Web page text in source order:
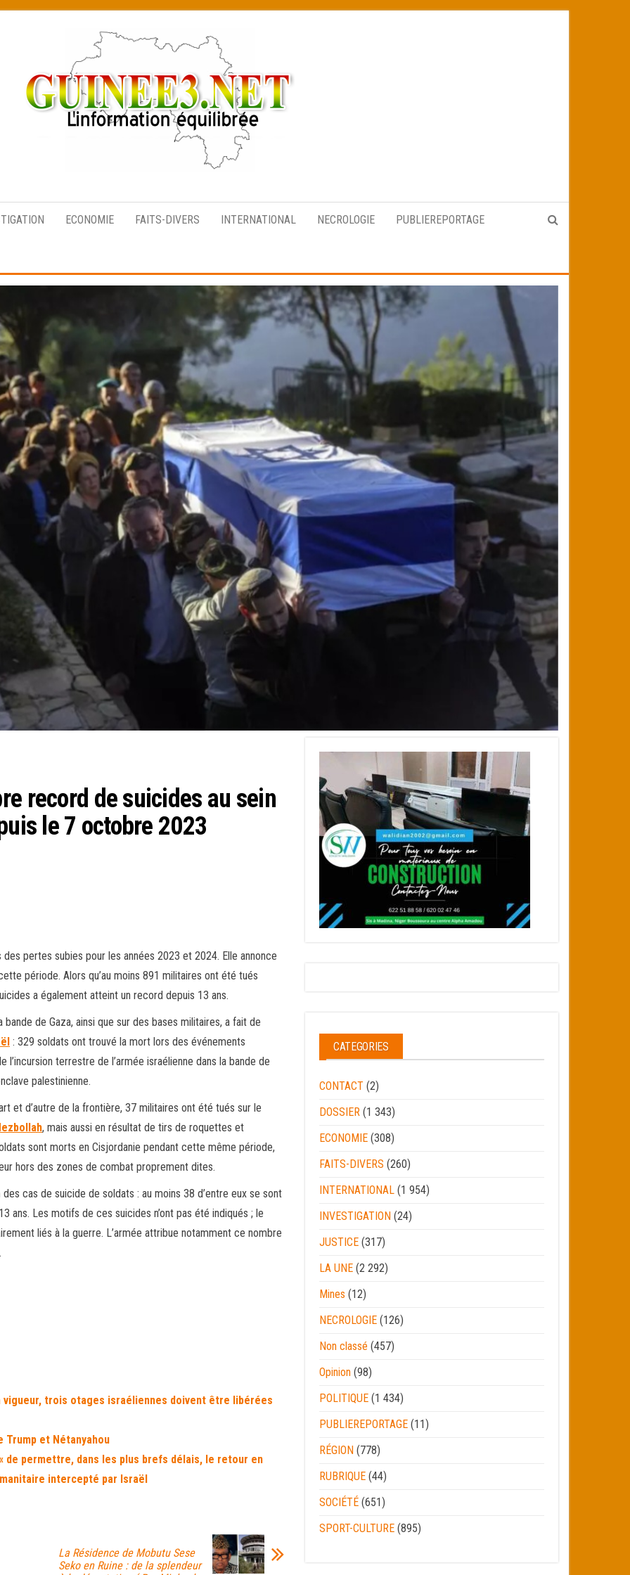
équilibrée
ECONOMIE FAITS-DIVERS INTERNATIONAL NECROLOGIE PUBLIEREPORTAGE
record de suicides au sein
le 7 octobre 2023
pertes subies pour les années 2023 et 2024. Elle annonce
période. Alors qu’au moins 891 militaires ont été tués
a également atteint un record depuis 13 ans.
de Gaza, ainsi que sur des bases militaires, a fait de
: 329 soldats ont trouvé la mort lors des événements
terrestre de l’armée israélienne dans la bande de
palestinienne.
et d’autre de la frontière, 37 militaires ont été tués sur le
, mais aussi en résultat de tirs de roquettes et
sont morts en Cisjordanie pendant cette même période,
hors des zones de combat proprement dites.
cas de suicide de soldats : au moins 38 d’entre eux se sont
ans. Les motifs de ces suicides n’ont pas été indiqués ; le
liés à la guerre. L’armée attribue notamment ce nombre
trois otages israéliennes doivent être libérées
Trump et Nétanyahou
de permettre, dans les plus brefs délais, le retour en
intercepté par Israël
La Résidence de Mobutu Sese
Seko en Ruine : de la splendeur
CATEGORIES
CONTACT (2)
DOSSIER (1 343)
ECONOMIE (308)
FAITS-DIVERS (260)
INTERNATIONAL (1 954)
INVESTIGATION (24)
JUSTICE (317)
LA UNE (2 292)
Mines (12)
NECROLOGIE (126)
Non classé (457)
Opinion (98)
POLITIQUE (1 434)
PUBLIEREPORTAGE (11)
RÉGION (778)
RUBRIQUE (44)
SOCIÉTÉ (651)
SPORT-CULTURE (895)